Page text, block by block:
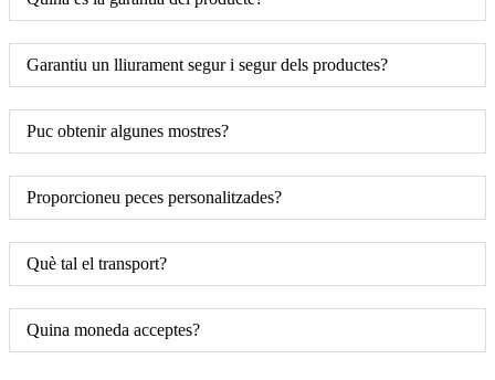
Garantiu un lliurament segur i segur dels productes?
Puc obtenir algunes mostres?
Proporcioneu peces personalitzades?
Què tal el transport?
Quina moneda acceptes?